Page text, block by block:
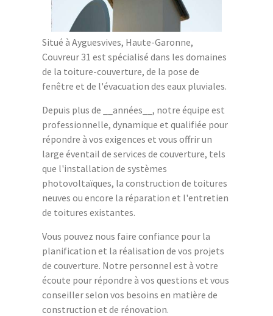
Situé à Ayguesvives, Haute-Garonne,
Couvreur 31 est spécialisé dans les domaines
de la toiture-couverture, de la pose de
fenêtre et de l'évacuation des eaux pluviales.
Depuis plus de __années__, notre équipe est
professionnelle, dynamique et qualifiée pour
répondre à vos exigences et vous offrir un
large éventail de services de couverture, tels
que l'installation de systèmes
photovoltaïques, la construction de toitures
neuves ou encore la réparation et l'entretien
de toitures existantes.
Vous pouvez nous faire confiance pour la
planification et la réalisation de vos projets
de couverture. Notre personnel est à votre
écoute pour répondre à vos questions et vous
conseiller selon vos besoins en matière de
construction et de rénovation.